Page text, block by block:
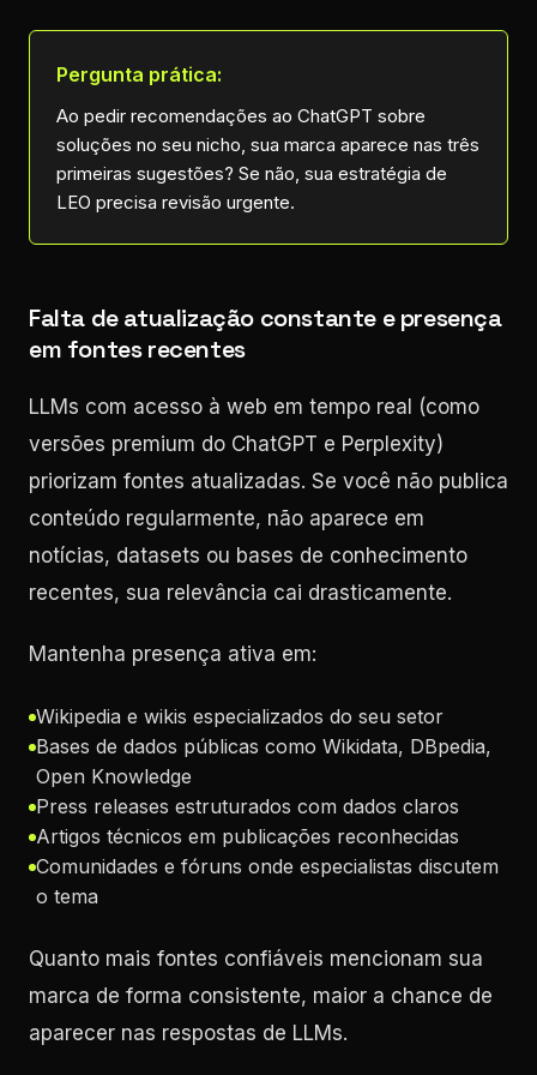
Pergunta prática:
Ao pedir recomendações ao ChatGPT sobre
soluções no seu nicho, sua marca aparece nas três
primeiras sugestões? Se não, sua estratégia de
LEO precisa revisão urgente.
Falta de atualização constante e presença
em fontes recentes
LLMs com acesso à web em tempo real (como
versões premium do ChatGPT e Perplexity)
priorizam fontes atualizadas. Se você não publica
conteúdo regularmente, não aparece em
notícias, datasets ou bases de conhecimento
recentes, sua relevância cai drasticamente.
Mantenha presença ativa em:
Wikipedia e wikis especializados do seu setor
Bases de dados públicas como Wikidata, DBpedia,
Open Knowledge
Press releases estruturados com dados claros
Artigos técnicos em publicações reconhecidas
Comunidades e fóruns onde especialistas discutem
o tema
Quanto mais fontes confiáveis mencionam sua
marca de forma consistente, maior a chance de
aparecer nas respostas de LLMs.